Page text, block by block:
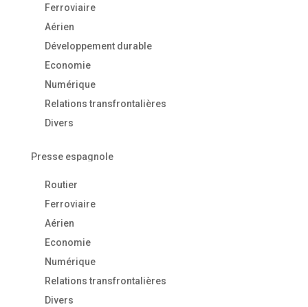
Ferroviaire
Aérien
Développement durable
Economie
Numérique
Relations transfrontalières
Divers
Presse espagnole
Routier
Ferroviaire
Aérien
Economie
Numérique
Relations transfrontalières
Divers